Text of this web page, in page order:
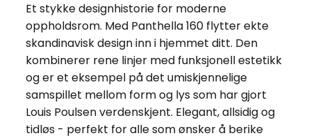
Et stykke designhistorie for moderne
oppholdsrom. Med Panthella 160 flytter ekte
skandinavisk design inn i hjemmet ditt. Den
kombinerer rene linjer med funksjonell estetikk
og er et eksempel på det umiskjennelige
samspillet mellom form og lys som har gjort
Louis Poulsen verdenskjent. Elegant, allsidig og
tidløs - perfekt for alle som ønsker å berike